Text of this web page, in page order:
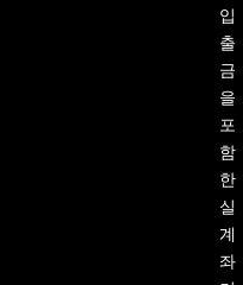
입
출
금
을
포
함
한
실
계
좌